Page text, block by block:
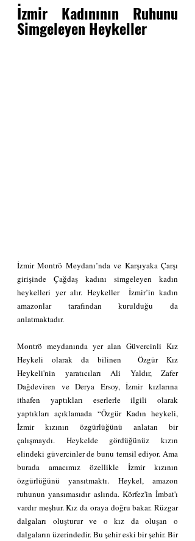
İzmir Kadınının Ruhunu
Simgeleyen Heykeller
İzmir Montrö Meydanı’nda ve Karşıyaka Çarşı
girişinde Çağdaş kadını simgeleyen kadın
heykelleri yer alır. Heykeller  İzmir’in kadın
amazonlar tarafından kurulduğu da
anlatmaktadır.
Montrö meydanında yer alan Güvercinli Kız
Heykeli olarak da bilinen  Özgür Kız
Heykeli'nin yaratıcıları Ali Yaldır, Zafer
Dağdeviren ve Derya Ersoy, İzmir kızlarına
ithafen yaptıkları eserlerle ilgili olarak
yaptıkları açıklamada “Özgür Kadın heykeli,
İzmir kızının özgürlüğünü anlatan bir
çalışmaydı. Heykelde gördüğünüz kızın
elindeki güvercinler de bunu temsil ediyor. Ama
burada amacımız özellikle İzmir kızının
özgürlüğünü yansıtmaktı. Heykel, amazon
ruhunun yansımasıdır aslında. Körfez'in İmbat'ı
vardır meşhur. Kız da oraya doğru bakar. Rüzgar
dalgaları oluşturur ve o kız da oluşan o
dalgaların üzerindedir. Bu şehir eski bir şehir. Bir